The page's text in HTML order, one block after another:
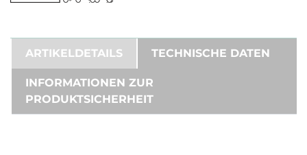
ARTIKELDETAILS TECHNISCHE DATEN
INFORMATIONEN ZUR
PRODUKTSICHERHEIT